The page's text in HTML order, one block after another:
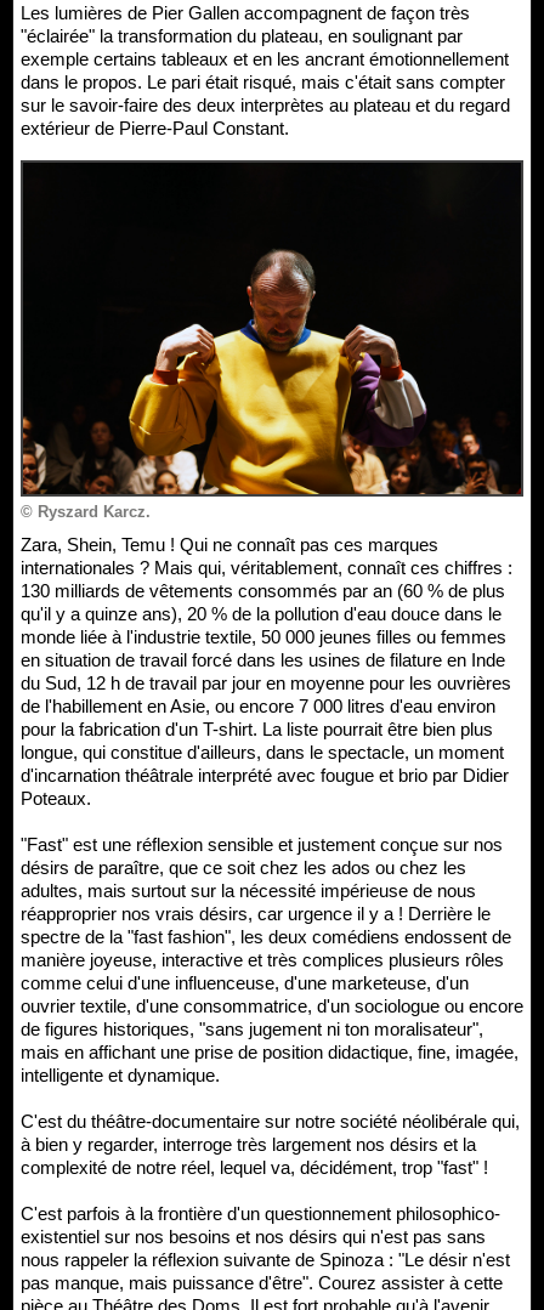
Les lumières de Pier Gallen accompagnent de façon très
"éclairée" la transformation du plateau, en soulignant par
exemple certains tableaux et en les ancrant émotionnellement
dans le propos. Le pari était risqué, mais c'était sans compter
sur le savoir-faire des deux interprètes au plateau et du regard
extérieur de Pierre-Paul Constant.
© Ryszard Karcz.
Zara, Shein, Temu ! Qui ne connaît pas ces marques
internationales ? Mais qui, véritablement, connaît ces chiffres :
130 milliards de vêtements consommés par an (60 % de plus
qu'il y a quinze ans), 20 % de la pollution d'eau douce dans le
monde liée à l'industrie textile, 50 000 jeunes filles ou femmes
en situation de travail forcé dans les usines de filature en Inde
du Sud, 12 h de travail par jour en moyenne pour les ouvrières
de l'habillement en Asie, ou encore 7 000 litres d'eau environ
pour la fabrication d'un T-shirt. La liste pourrait être bien plus
longue, qui constitue d'ailleurs, dans le spectacle, un moment
d'incarnation théâtrale interprété avec fougue et brio par Didier
Poteaux.
"Fast" est une réflexion sensible et justement conçue sur nos
désirs de paraître, que ce soit chez les ados ou chez les
adultes, mais surtout sur la nécessité impérieuse de nous
réapproprier nos vrais désirs, car urgence il y a ! Derrière le
spectre de la "fast fashion", les deux comédiens endossent de
manière joyeuse, interactive et très complices plusieurs rôles
comme celui d'une influenceuse, d'une marketeuse, d'un
ouvrier textile, d'une consommatrice, d'un sociologue ou encore
de figures historiques, "sans jugement ni ton moralisateur",
mais en affichant une prise de position didactique, fine, imagée,
intelligente et dynamique.
C'est du théâtre-documentaire sur notre société néolibérale qui,
à bien y regarder, interroge très largement nos désirs et la
complexité de notre réel, lequel va, décidément, trop "fast" !
C'est parfois à la frontière d'un questionnement philosophico-
existentiel sur nos besoins et nos désirs qui n'est pas sans
nous rappeler la réflexion suivante de Spinoza : "Le désir n'est
pas manque, mais puissance d'être". Courez assister à cette